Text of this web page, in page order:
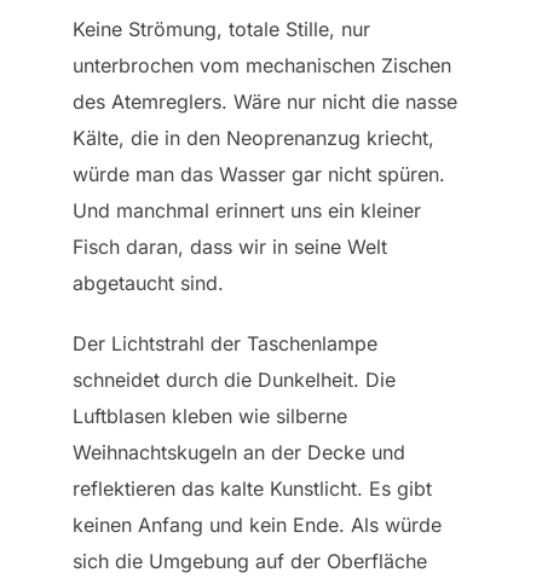
Keine Strömung, totale Stille, nur
unterbrochen vom mechanischen Zischen
des Atemreglers. Wäre nur nicht die nasse
Kälte, die in den Neoprenanzug kriecht,
würde man das Wasser gar nicht spüren.
Und manchmal erinnert uns ein kleiner
Fisch daran, dass wir in seine Welt
abgetaucht sind.
Der Lichtstrahl der Taschenlampe
schneidet durch die Dunkelheit. Die
Luftblasen kleben wie silberne
Weihnachtskugeln an der Decke und
reflektieren das kalte Kunstlicht. Es gibt
keinen Anfang und kein Ende. Als würde
sich die Umgebung auf der Oberfläche